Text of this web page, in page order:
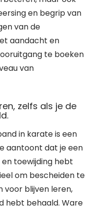
en begrip van
van de
aandacht en
te boeken
van
zelfs als je de
in karate is een
aantoont dat je een
toewijding hebt
om bescheiden te
voor blijven leren,
hebt behaald. Ware